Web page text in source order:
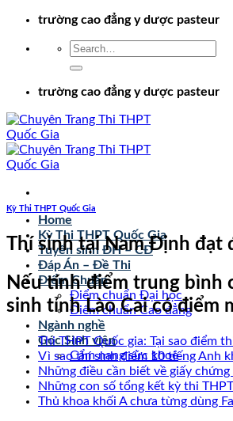
Chuyểntrường cao đẳng y dược pasteur
trường cao đẳng y dược pasteur
Home
Kỳ Thi THPT Quốc Gia
Tuyển sinh ĐH – CĐ
Đáp Án – Đề Thi
Điểm Chuẩn
Điểm chuẩn Đại học
Điểm chuẩn Cao đẳng
Ngành nghề
Góc Sinh viên
Cẩm nang sức khoẻ
Kỳ Thi THPT Quốc Gia
Thí sinh tại Nam Định đạt
Nếu tính điểm trung bình
sinh tỉnh Lào Cai có điểm
Thi THPT Quốc gia: Tại sao điểm
Vì sao thí sinh điểm 10 tiếng Anh
Những điều cần biết về giấy
Những con số tổng kết kỳ thi
Thủ khoa khối A chưa từng dùng